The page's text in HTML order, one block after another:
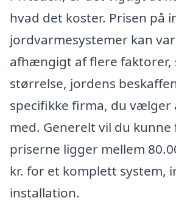
hvad det koster. Prisen på
jordvarmesystemer kan
afhængigt af flere faktorer,
størrelse, jordens
specifikke firma, du vælger
med. Generelt vil du
priserne ligger mellem
kr. for et komplett system,
installation.